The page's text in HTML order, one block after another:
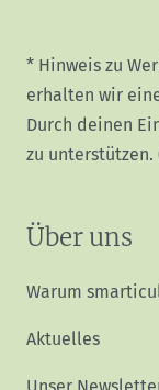
* Hinweis zu
erhalten wir
Durch deinen
zu unterstützen.
Über uns
Warum
Aktuelles